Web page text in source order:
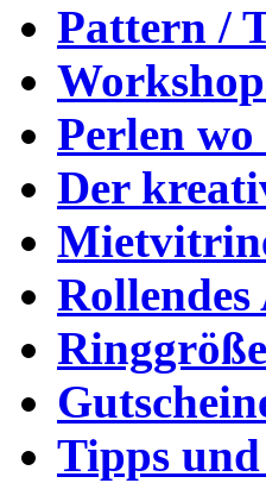
Pattern /
Perlen
Der
Tipps